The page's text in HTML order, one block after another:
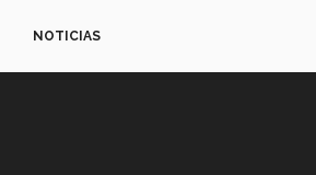
NOTICIAS